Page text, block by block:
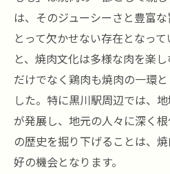
とりももの味わいを
とりももで心温まる
ジューシーなとりももが
店ガイド
黒川駅で訪れるべき
ジューシーなとりも
焼肉店ごとのとりも
は、そのジューシーさと豊富
とって欠かせない存在となっ
と、焼肉文化は多様な肉を楽
だけでなく鶏肉も焼肉の一環
した。特に黒川駅周辺では、
が発展し、地元の人々に深く
の歴史を掘り下げることは、
好の機会となります。